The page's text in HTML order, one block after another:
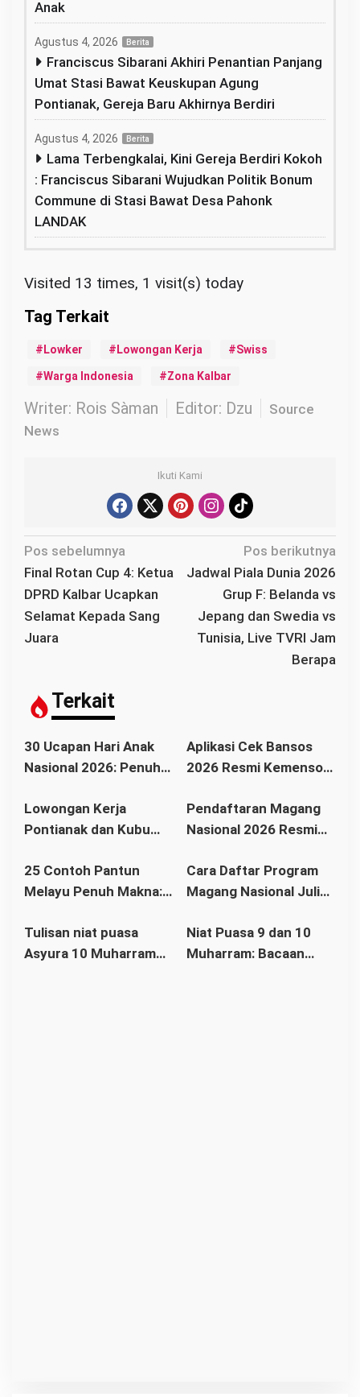
Anak
Agustus 4, 2026 Berita
Franciscus Sibarani Akhiri Penantian Panjang
Umat Stasi Bawat Keuskupan Agung
Pontianak, Gereja Baru Akhirnya Berdiri
Agustus 4, 2026 Berita
Lama Terbengkalai, Kini Gereja Berdiri Kokoh
: Franciscus Sibarani Wujudkan Politik Bonum
Commune di Stasi Bawat Desa Pahonk
LANDAK
Visited 13 times, 1 visit(s) today
Lowker Lowongan Kerja Swiss
Warga Indonesia Zona Kalbar
Writer: Rois Sàman Editor: Dzu
Source
News
Ikuti Kami
N
a
v
i
g
p
o
s
Pos sebelumnya
Final Rotan Cup 4: Ketua
DPRD Kalbar Ucapkan
Selamat Kepada Sang
Juara
Pos berikutnya
Jadwal Piala Dunia 2026
Grup F: Belanda vs
Jepang dan Swedia vs
Tunisia, Live TVRI Jam
Berapa
Terkait
30 Ucapan Hari Anak
Nasional 2026: Penuh
Menyentuh Hati
Aplikasi Cek Bansos
2026 Resmi Kemensos,
Penerima BPNT dan
PKH Lewat HP
Lowongan Kerja
Pontianak dan Kubu
Ada Posisi di Auto2000,
MR.DIY, Acer hingga
Pendaftaran Magang
Nasional 2026 Resmi
Syarat dan Kuotanya
25 Contoh Pantun
Melayu Penuh Makna:
Tetap Relevan di Era
Modern
Cara Daftar Program
Magang Nasional Juli
Peserta
Tulisan niat puasa
Asyura 10 Muharram
Niat Puasa 9 dan 10
Muharram: Bacaan